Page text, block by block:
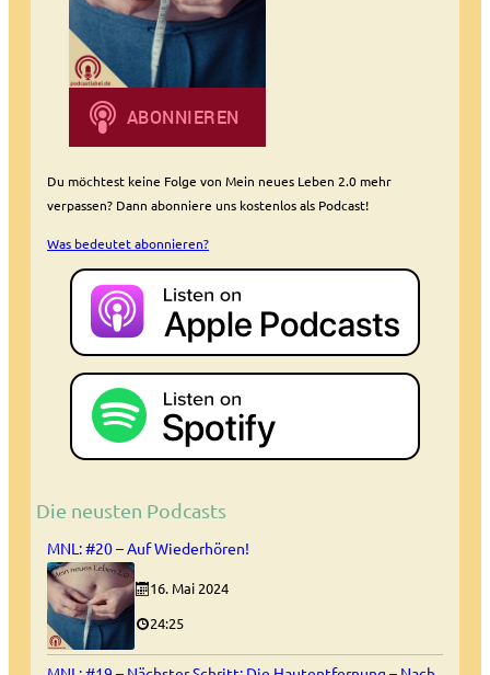
Du möchtest keine Folge von Mein neues Leben 2.0 mehr
verpassen? Dann abonniere uns kostenlos als Podcast!
Was bedeutet abonnieren?
Die neusten Podcasts
MNL: #20 – Auf Wiederhören!
16. Mai 2024
24:25